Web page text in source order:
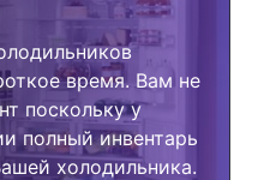
время. Вам не
поскольку у
полный инвентарь
холодильника.